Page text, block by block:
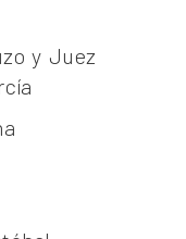
María
y
Silvia